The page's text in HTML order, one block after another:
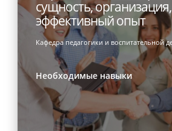
сущность, организация,
эффективный опыт
Кафедра педагогики и воспитательной
Необходимые навыки